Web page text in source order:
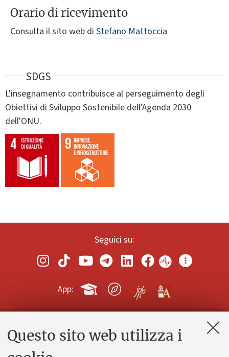
Questo sito web utilizza i
Orario di ricevimento
Consulta il sito web di Stefano Mattoccia
SDGS
L'insegnamento contribuisce al perseguimento degli
Obiettivi di Sviluppo Sostenibile dell'Agenda 2030
dell'ONU.
Seguici su:
App:
Contatti e PEC